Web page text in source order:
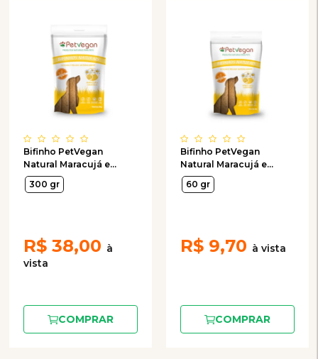
Bifinho PetVegan
Natural Maracujá e
Camomila para Cães
300g
300 gr
R$ 38,00
COMPRAR
Bifinho PetVegan
Natural Maracujá e
Camomila para Cães
60g
60 gr
R$ 9,70
COMPRAR